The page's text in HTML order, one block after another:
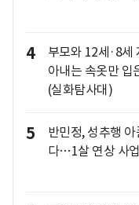
4
부모와 12세·8세
아내는 속옷만
(실화탐사대)
5
반민정, 성추행
다…1살 연상 사